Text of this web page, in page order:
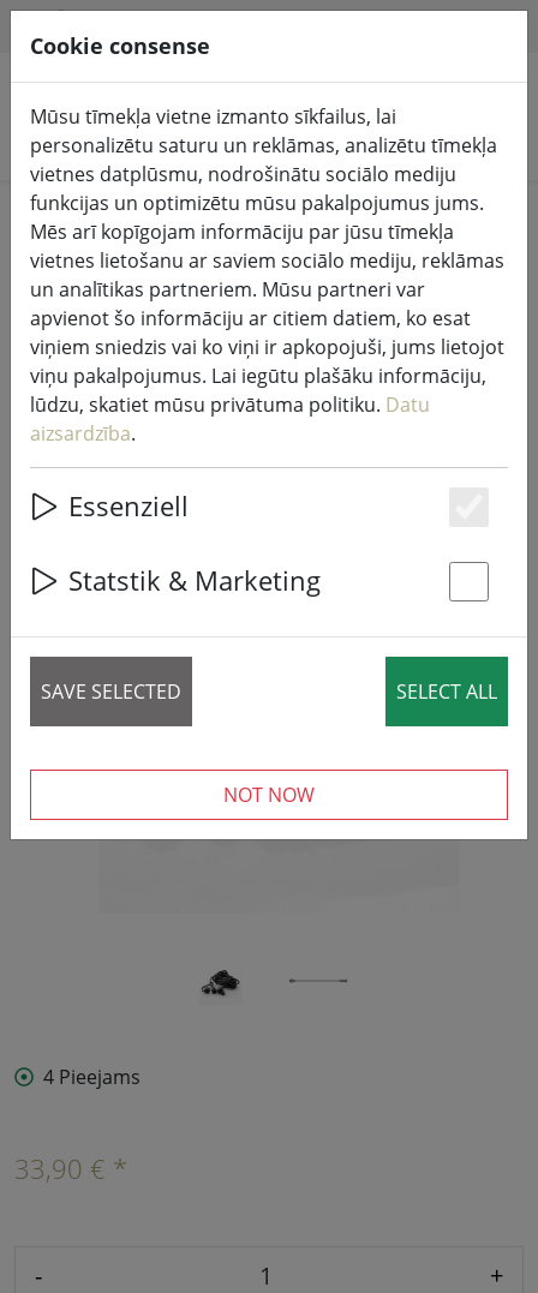
Meklēt produktus
Home
Pasaku gaismas un apgaismojums
Pasaku gaismas
Sirius Tech-Line pasaku gaismas
pagarinājums 230V 15 m melns
‹ ›
4 Pieejams
33,90 € *
- +
Cookie consense
Mūsu tīmekļa vietne izmanto sīkfailus, lai
personalizētu saturu un reklāmas, analizētu tīmekļa
vietnes datplūsmu, nodrošinātu sociālo mediju
funkcijas un optimizētu mūsu pakalpojumus jums.
Mēs arī kopīgojam informāciju par jūsu tīmekļa
vietnes lietošanu ar saviem sociālo mediju, reklāmas
un analītikas partneriem. Mūsu partneri var
apvienot šo informāciju ar citiem datiem, ko esat
viņiem sniedzis vai ko viņi ir apkopojuši, jums lietojot
viņu pakalpojumus. Lai iegūtu plašāku informāciju,
lūdzu, skatiet mūsu privātuma politiku. Datu
aizsardzība.
Essenziell
Statstik & Marketing
SAVE SELECTED SELECT ALL
NOT NOW